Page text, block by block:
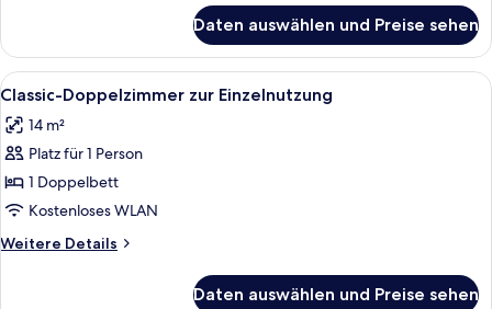
Doppel-
oder
-
Zweibettzimmer
Daten auswählen und Preise sehen
Alle
Fotos
für
Classic-
Doppelzimmer
zur
Einzelnutzung
anzeigen
Hochwertige Bettwaren,
7
Classic-Doppelzimmer zur Einzelnutzung
14 m²
Platz für 1 Person
1 Doppelbett
Kostenloses WLAN
Weitere Details
Weitere
Daten auswählen und Preise sehen